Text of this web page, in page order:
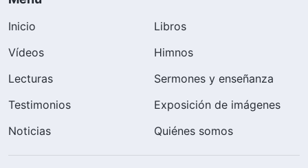
Inicio
Libros
Vídeos
Himnos
Lecturas
Sermones y enseñanza
Testimonios
Exposición de imágenes
Noticias
Quiénes somos